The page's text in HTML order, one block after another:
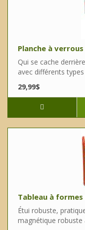
Planche à
Qui se cache
avec différents
29,99$
Tableau à
Étui robuste,
magnétique robuste